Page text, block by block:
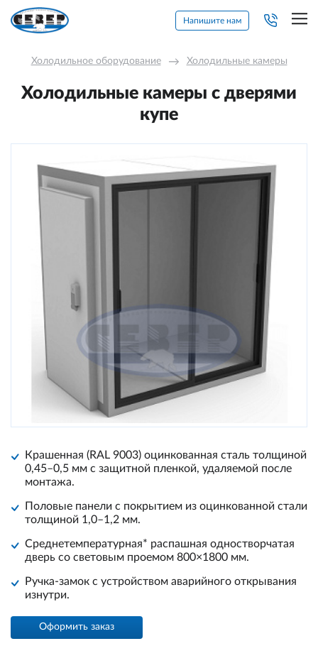
Напишите нам
Холодильное оборудование → Холодильные камеры
Холодильные камеры с дверями
купе
Крашенная (RAL 9003) оцинкованная сталь толщиной
0,45–0,5 мм с защитной пленкой, удаляемой после
монтажа.
Половые панели с покрытием из оцинкованной стали
толщиной 1,0–1,2 мм.
Среднетемпературная* распашная одностворчатая
дверь со световым проемом 800×1800 мм.
Ручка-замок с устройством аварийного открывания
изнутри.
Оформить заказ